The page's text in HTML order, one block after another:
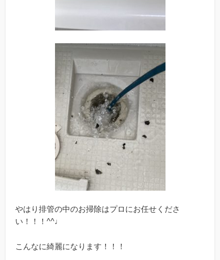
やはり排管の中のお掃除はプロにお任せくださ
い！！！^^♩
こんなに綺麗になります！！！